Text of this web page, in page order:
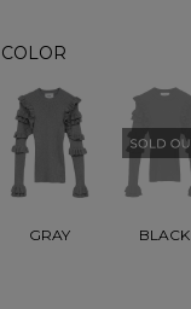
COLOR
GRAY BLACK